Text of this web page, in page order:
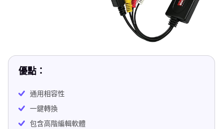
優點：
通用相容性
一鍵轉換
包含高階編輯軟體